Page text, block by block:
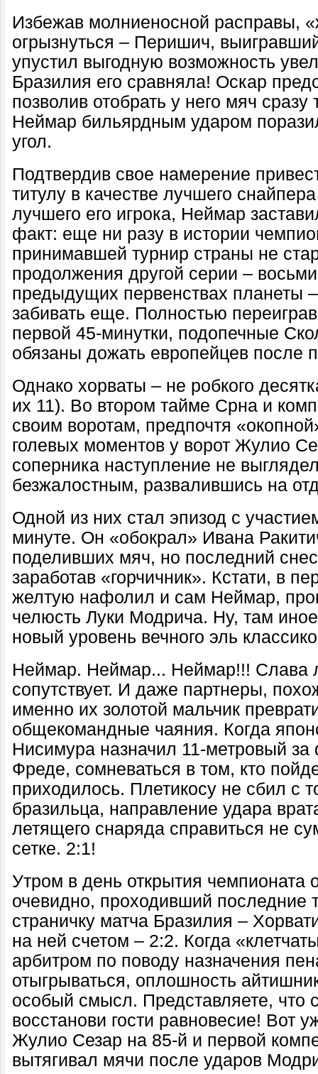
Избежав молниеносной расправы,
огрызнуться – Перишич,
упустил выгодную возможность
Бразилия его сравняла! Оскар
позволив отобрать у него мяч
Неймар бильярдным ударом
угол.
Подтвердив свое намерение
титулу в качестве лучшего
лучшего его игрока, Неймар
факт: еще ни разу в истории
принимавшей турнир страны не
продолжения другой серии –
предыдущих первенствах планеты
забивать еще. Полностью
первой 45-минутки, подопечные
обязаны дожать европейцев после
Однако хорваты – не робкого
их 11). Во втором тайме Срна и
своим воротам, предпочтя
голевых моментов у ворот Жулио
соперника наступление не
безжалостным, развалившись на
Одной из них стал эпизод с
минуте. Он «обокрал» Ивана
поделивших мяч, но последний
заработав «горчичник». Кстати, в
желтую нафолил и сам Неймар,
челюсть Луки Модрича. Ну, там
новый уровень вечного эль
Неймар. Неймар... Неймар!!! Слава
сопутствует. И даже партнеры,
именно их золотой мальчик
общекомандные чаяния. Когда
Нисимура назначил 11-метровый
Фреде, сомневаться в том, кто
приходилось. Плетикосу не сбил с
бразильца, направление удара
летящего снаряда справиться не
сетке. 2:1!
Утром в день открытия
очевидно, проходивший последние
страничку матча Бразилия –
на ней счетом – 2:2. Когда
арбитром по поводу назначения
отыгрываться, оплошность
особый смысл. Представляете, что
восстанови гости равновесие! Вот
Жулио Сезар на 85-й и первой
вытягивал мячи после ударов